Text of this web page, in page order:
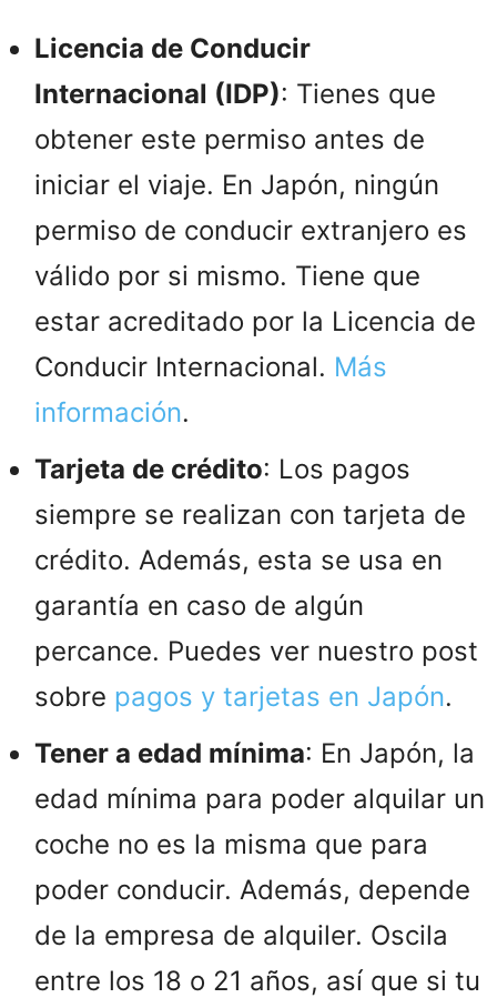
Licencia de Conducir
Internacional (IDP): Tienes que
obtener este permiso antes de
iniciar el viaje. En Japón, ningún
permiso de conducir extranjero es
válido por si mismo. Tiene que
estar acreditado por la Licencia de
Conducir Internacional. Más
información.
Tarjeta de crédito: Los pagos
siempre se realizan con tarjeta de
crédito. Además, esta se usa en
garantía en caso de algún
percance. Puedes ver nuestro post
sobre pagos y tarjetas en Japón.
Tener a edad mínima: En Japón, la
edad mínima para poder alquilar un
coche no es la misma que para
poder conducir. Además, depende
de la empresa de alquiler. Oscila
entre los 18 o 21 años, así que si tu